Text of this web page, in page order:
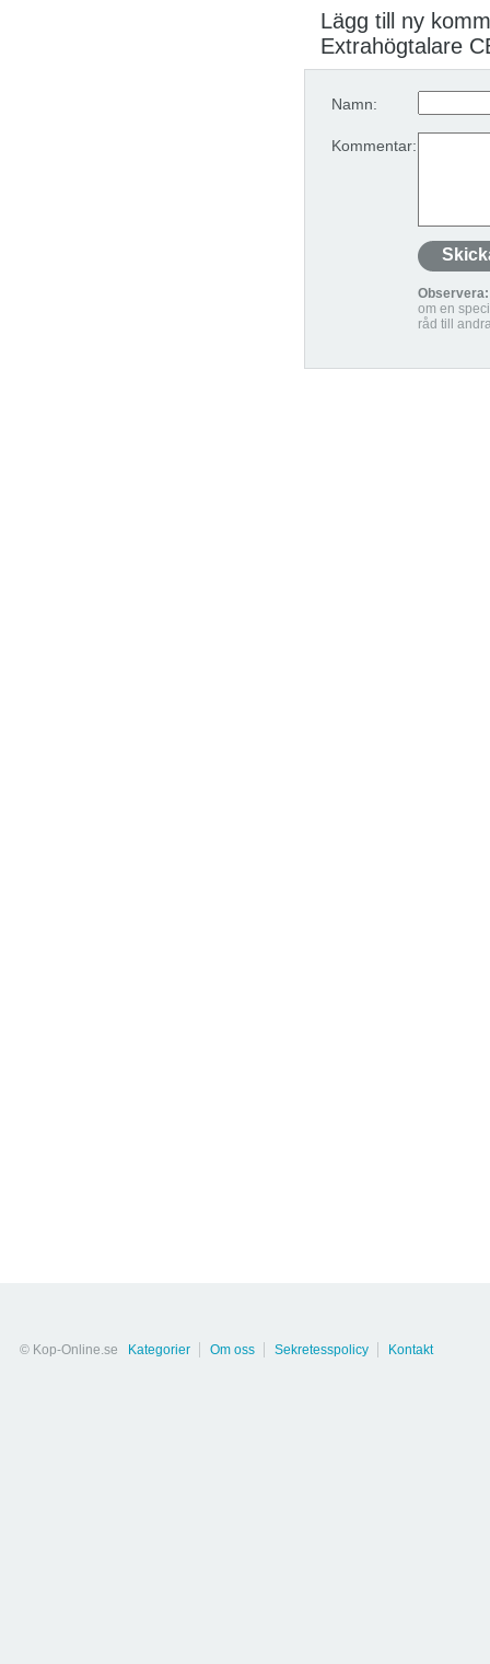
Lägg till ny
Extrahögtalare
Namn:
Kommentar:
Observera:
om en
råd till
© Kop-Online.se Kategorier Om oss Sekretesspolicy Kontakt